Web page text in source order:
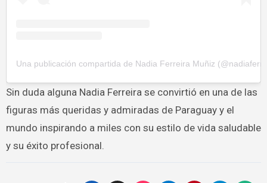
Una publicación compartida de Nadia Ferreira Muñiz
Sin duda alguna Nadia Ferreira se convirtió en una de las
figuras más queridas y admiradas de Paraguay y el
mundo inspirando a miles con su estilo de vida saludable
y su éxito profesional.